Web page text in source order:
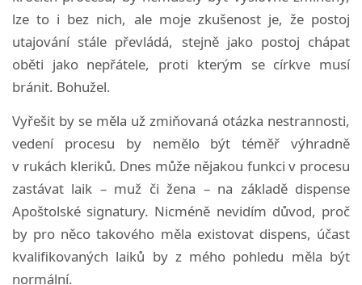
lze to i bez nich, ale moje zkušenost je, že postoj
utajování stále převládá, stejně jako postoj chápat
oběti jako nepřátele, proti kterým se církve musí
bránit. Bohužel.
Vyřešit by se měla už zmiňovaná otázka nestrannosti,
vedení procesu by nemělo být téměř výhradně
v rukách kleriků. Dnes může nějakou funkci v procesu
zastávat laik – muž či žena – na základě dispense
Apoštolské signatury. Nicméně nevidím důvod, proč
by pro něco takového měla existovat dispens, účast
kvalifikovaných laiků by z mého pohledu měla být
normální.